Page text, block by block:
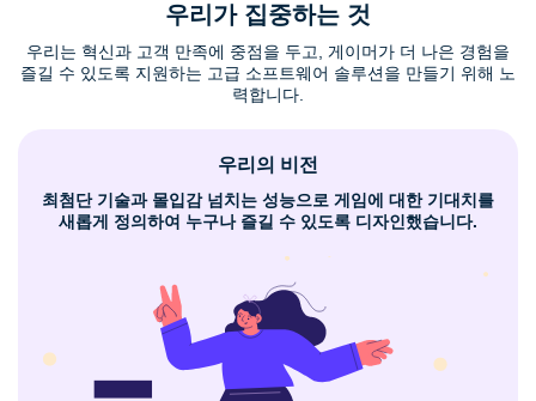
우리가 집중하는 것
우리는 혁신과 고객 만족에 중점을 두고, 게이머가 더 나은 경험을
즐길 수 있도록 지원하는 고급 소프트웨어 솔루션을 만들기 위해 노
력합니다.
우리의 비전
최첨단 기술과 몰입감 넘치는 성능으로 게임에 대한 기대치를
새롭게 정의하여 누구나 즐길 수 있도록 디자인했습니다.